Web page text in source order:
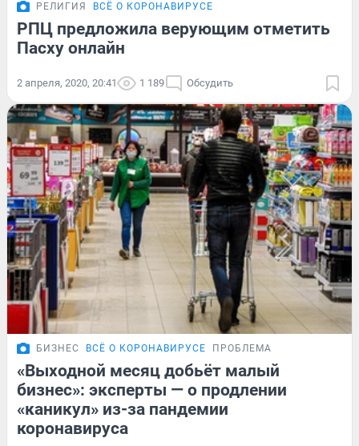
РЕЛИГИЯ ВСЁ О КОРОНАВИРУСЕ
РПЦ предложила верующим отметить
Пасху онлайн
2 апреля, 2020, 20:41 1 189 Обсудить
БИЗНЕС ВСЁ О КОРОНАВИРУСЕ ПРОБЛЕМА
«Выходной месяц добьёт малый
бизнес»: эксперты — о продлении
«каникул» из-за пандемии
коронавируса